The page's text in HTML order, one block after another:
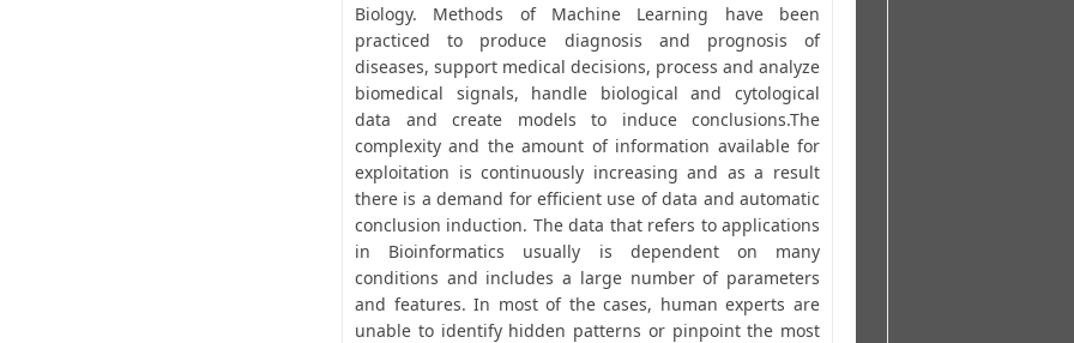
Biology. Methods of Machine Learning have been
practiced to produce diagnosis and prognosis of
diseases, support medical decisions, process and analyze
biomedical signals, handle biological and cytological
data and create models to induce conclusions.The
complexity and the amount of information available for
exploitation is continuously increasing and as a result
there is a demand for efficient use of data and automatic
conclusion induction. The data that refers to applications
in Bioinformatics usually is dependent on many
conditions and includes a large number of parameters
and features. In most of the cases, human experts are
unable to identify hidden patterns or pinpoint the most